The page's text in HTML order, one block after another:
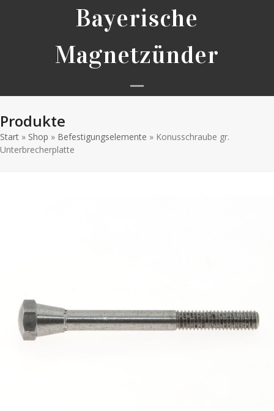
Bayerische
Magnetzünder
Open
menu
Close
menu
Produkte
Start » Shop » Befestigungselemente » Konusschraube gr.
Unterbrecherplatte